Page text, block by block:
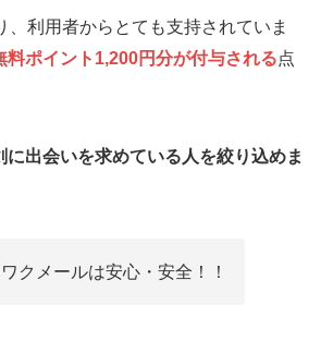
、利用者からとても支持されていま
料ポイント1,200円分が付与される点
に出会いを求めている人を絞り込めま
クメールは安心・安全！！